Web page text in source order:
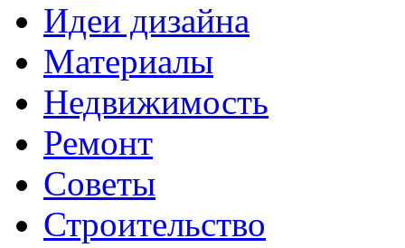
Идеи дизайна
Материалы
Недвижимость
Ремонт
Советы
Строительство